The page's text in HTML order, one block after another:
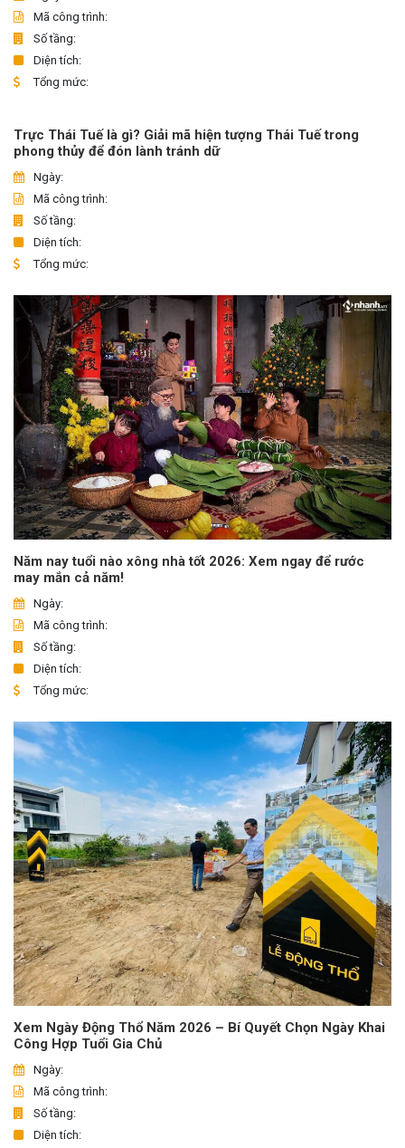
Mã công trình:
Số tầng:
Diện tích:
Tổng mức:
Trực Thái Tuế là gì? Giải mã hiện tượng Thái Tuế trong
phong thủy để đón lành tránh dữ
Ngày:
Mã công trình:
Số tầng:
Diện tích:
Tổng mức:
Năm nay tuổi nào xông nhà tốt 2026: Xem ngay để rước
may mắn cả năm!
Ngày:
Mã công trình:
Số tầng:
Diện tích:
Tổng mức:
Xem Ngày Động Thổ Năm 2026 – Bí Quyết Chọn Ngày Khai
Công Hợp Tuổi Gia Chủ
Ngày:
Mã công trình:
Số tầng:
Diện tích: